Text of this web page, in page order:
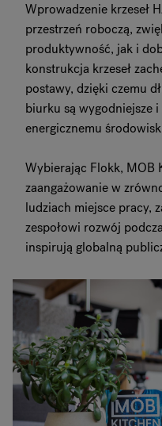
Wprowadzenie krzeseł
przestrzeń roboczą,
produktywność, jak i
konstrukcja krzeseł
postawy, dzięki czemu
biurku są wygodniejsze
energicznemu
Wybierając Flokk, MOB
zaangażowanie w
ludziach miejsce pracy,
zespołowi rozwój
inspirują globalną